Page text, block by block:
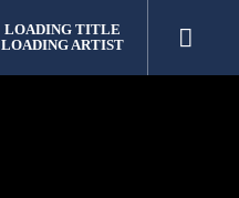
LOADING TITLE
LOADING ARTIST